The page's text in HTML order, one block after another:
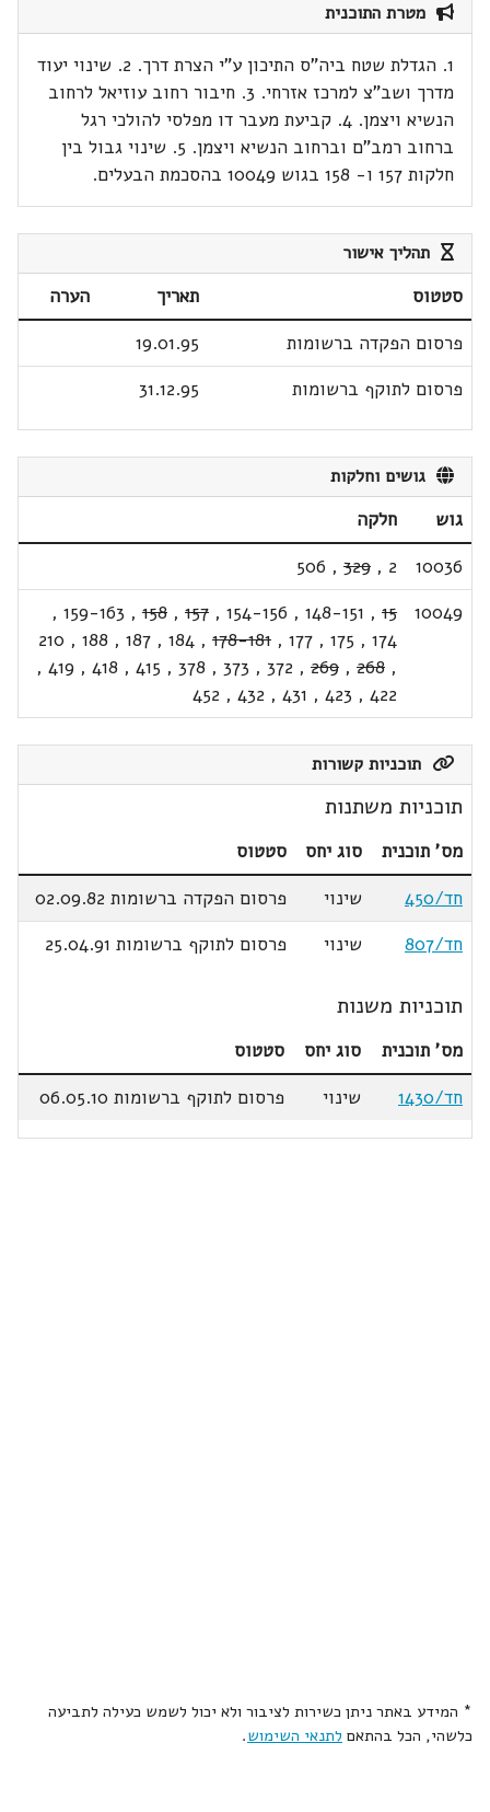
מטרת התוכנית
1. הגדלת שטח ביה"ס התיכון ע"י הצרת דרך. 2. שינוי יעוד
מדרך ושב"צ למרכז אזרחי. 3. חיבור רחוב עוזיאל לרחוב
הנשיא ויצמן. 4. קביעת מעבר דו מפלסי להולכי רגל
ברחוב רמב"ם וברחוב הנשיא ויצמן. 5. שינוי גבול בין
חלקות 157 ו- 158 בגוש 10049 בהסכמת הבעלים.
תהליך אישור
סטטוס תאריך
הערה
פרסום הפקדה ברשומות
19.01.95
פרסום לתוקף ברשומות
31.12.95
גושים וחלקות
גוש
חלקה
10036
2
,
329
,
506
10049
15
,
148-151
,
154-156
,
157
,
158
,
159-163
,
174
,
175
,
177
,
178-181
,
184
,
187
,
188
,
210
,
268
,
269
,
372
,
373
,
378
,
415
,
418
,
419
,
422
,
423
,
431
,
432
,
452
תוכניות קשורות
תוכניות משתנות
מס' תוכנית סוג יחס
סטטוס
חד/450
שינוי
פרסום הפקדה ברשומות 02.09.82
חד/807
שינוי פרסום לתוקף ברשומות 25.04.91
תוכניות משנות
מס' תוכנית סוג יחס
סטטוס
חד/1430
שינוי פרסום לתוקף ברשומות 06.05.10
* המידע באתר ניתן כשירות לציבור ולא יכול לשמש כעילה לתביעה
כלשהי, הכל בהתאם לתנאי השימוש.